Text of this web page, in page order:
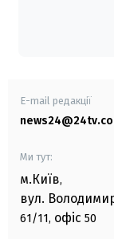
E-mail редакції
Ми тут:
м.Київ,
вул.
61/11, офіс 50